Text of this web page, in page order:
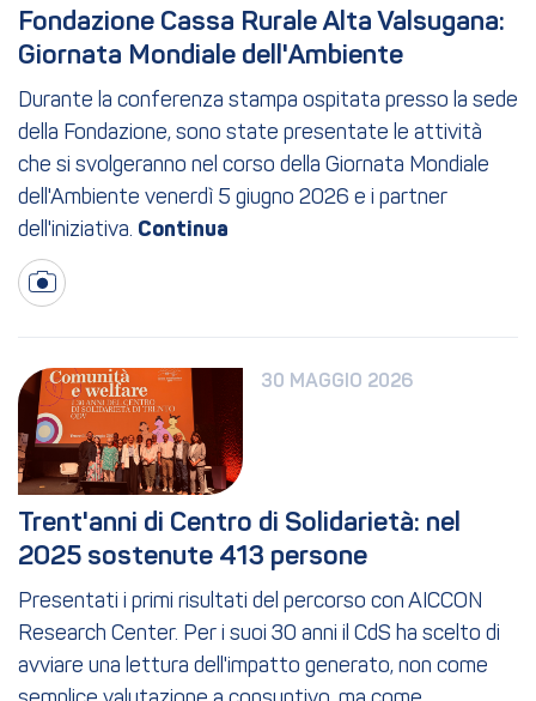
Fondazione Cassa Rurale Alta Valsugana:
Giornata Mondiale dell'Ambiente
Durante la conferenza stampa ospitata presso la sede
della Fondazione, sono state presentate le attività
che si svolgeranno nel corso della Giornata Mondiale
dell'Ambiente venerdì 5 giugno 2026 e i partner
dell'iniziativa.
30 MAGGIO 2026
Trent'anni di Centro di Solidarietà: nel
2025 sostenute 413 persone
Presentati i primi risultati del percorso con AICCON
Research Center. Per i suoi 30 anni il CdS ha scelto di
avviare una lettura dell'impatto generato, non come